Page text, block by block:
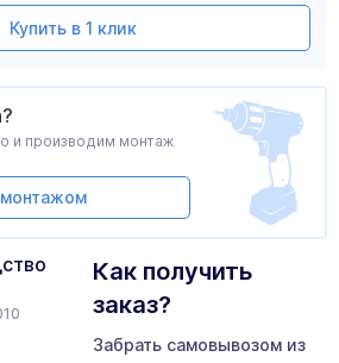
Купить в 1 клик
Как получить
заказ?
Забрать самовывозом из
и производим монтаж